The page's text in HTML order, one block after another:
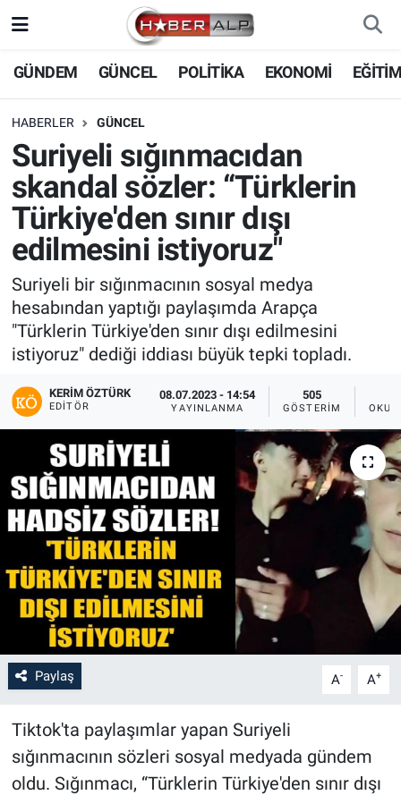
GÜNDEM GÜNCEL POLİTİKA EKONOMİ
HABERLER GÜNCEL
Suriyeli sığınmacıdan
skandal sözler: “Türklerin
Türkiye'den sınır dışı
edilmesini istiyoruz"
Suriyeli bir sığınmacının sosyal medya
hesabından yaptığı paylaşımda Arapça
"Türklerin Türkiye'den sınır dışı edilmesini
istiyoruz" dediği iddiası büyük tepki topladı.
KERIM ÖZTÜRK
EDITÖR
08.07.2023 - 14:54
YAYINLANMA
505
GÖSTERIM
Paylaş A- A+
Tiktok'ta paylaşımlar yapan Suriyeli
sığınmacının sözleri sosyal medyada gündem
oldu. Sığınmacı, “Türklerin Türkiye'den sınır dışı
Nöbetçi Eczaneler
Hava Durumu
Trafik Durumu
Süper Lig Puan Durumu ve Fikstür
Tüm Manşetler
Son Dakika Haberleri
Haber Arşivi